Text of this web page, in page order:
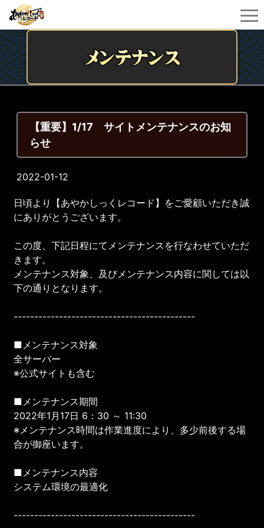
【重要】1/17 サイトメンテナンスのお知
らせ
2022-01-12
日頃より【あやかしっくレコード】をご愛顧いただき誠
にありがとうございます。
この度、下記日程にてメンテナンスを行なわせていただ
きます。
メンテナンス対象、及びメンテナンス内容に関しては以
下の通りとなります。
--------------------------------------------
■メンテナンス対象
全サーバー
※公式サイトも含む
■メンテナンス期間
2022年1月17日 6：30 ～ 11:30
※メンテナンス時間は作業進度により、多少前後する場
合が御座います。
■メンテナンス内容
システム環境の最適化
--------------------------------------------